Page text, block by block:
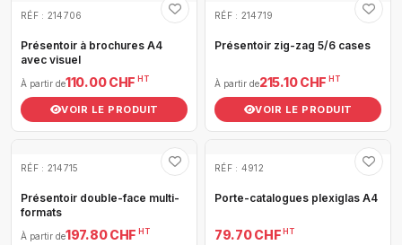
RÉF : 214706
Présentoir à brochures A4
avec visuel
À partir de110.00 CHF HT
VOIR LE PRODUIT
RÉF : 214719
Présentoir zig-zag 5/6 cases
À partir de215.10 CHF HT
VOIR LE PRODUIT
RÉF : 214715
Présentoir double-face multi-
formats
À partir de197.80 CHF HT
RÉF : 4912
Porte-catalogues plexiglas A4
79.70 CHF HT